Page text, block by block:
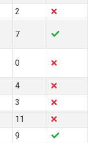
2
7
0
4
3
11
9